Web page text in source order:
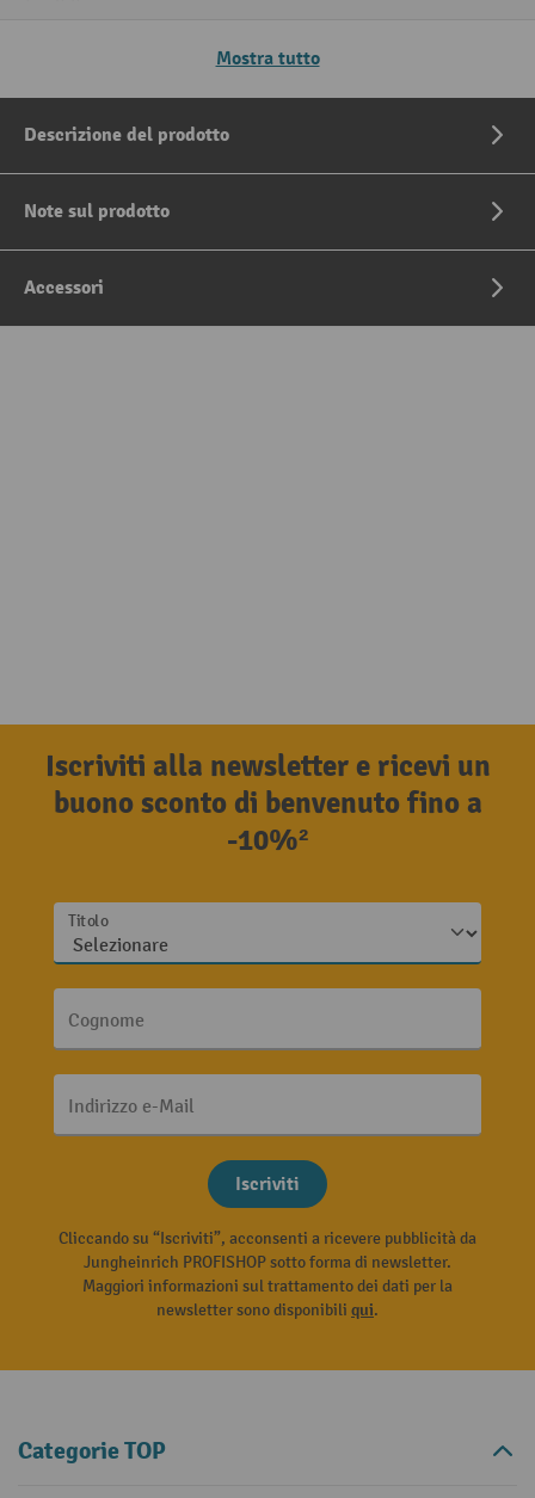
Mostra tutto
Descrizione del prodotto
Note sul prodotto
Accessori
Iscriviti alla newsletter e ricevi un
buono sconto di benvenuto fino a
-10%²
Titolo
Cognome
Indirizzo e-Mail
Iscriviti
Cliccando su “Iscriviti”, acconsenti a ricevere pubblicità da
Jungheinrich PROFISHOP sotto forma di newsletter.
Maggiori informazioni sul trattamento dei dati per la
newsletter sono disponibili qui.
Categorie TOP